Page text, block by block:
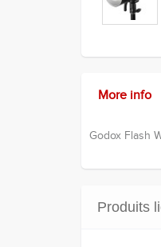
More info
Godox Flash
Produits